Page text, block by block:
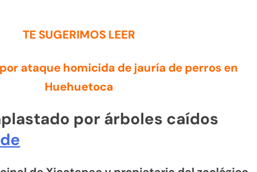
TE SUGERIMOS LEER
ataque homicida de jauría de perros en
Huehuetoca
por árboles caídos